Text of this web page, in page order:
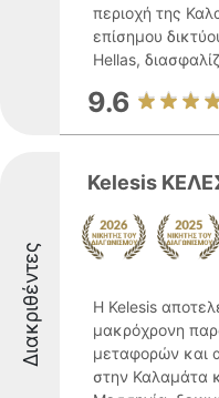
περιοχή της
επίσημου
Hellas,
9.6
Διακριθέντες
Kelesis
Η Kelesis
μακρόχρονη
μεταφορών και
στην Καλαμάτα